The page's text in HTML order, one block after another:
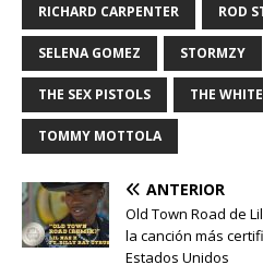
RICHARD CARPENTER ROD
SELENA GOMEZ STORMZY
THE SEX PISTOLS THE
TOMMY MOTTOLA
ANTERIOR
Old Town Road de
la canción más
Estados Unidos